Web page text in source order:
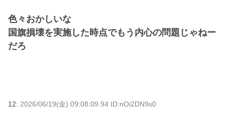
色々おかしいな
国旗損壊を実施した時点でもう内心の問題じゃねー
だろ
12: 2026/06/19(金) 09:08:09.94 ID:nOi2DN9s0